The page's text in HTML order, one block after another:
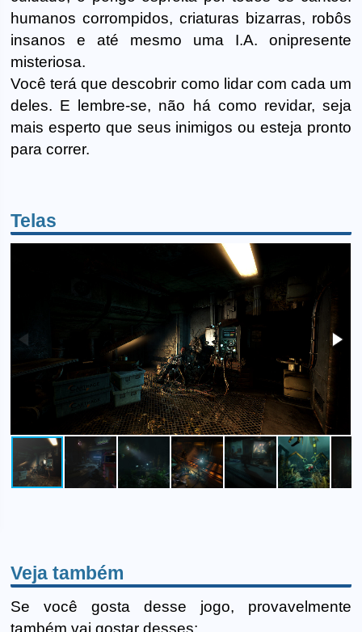
humanos corrompidos, criaturas bizarras, robôs
insanos e até mesmo uma I.A. onipresente
misteriosa.
Você terá que descobrir como lidar com cada um
deles. E lembre-se, não há como revidar, seja
mais esperto que seus inimigos ou esteja pronto
para correr.
Telas
Veja também
Se você gosta desse jogo, provavelmente
também vai gostar desses: